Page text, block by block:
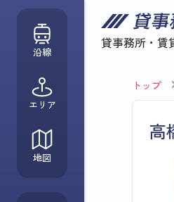
貸事務所・賃
沿線
エリア
地図
トップ
高